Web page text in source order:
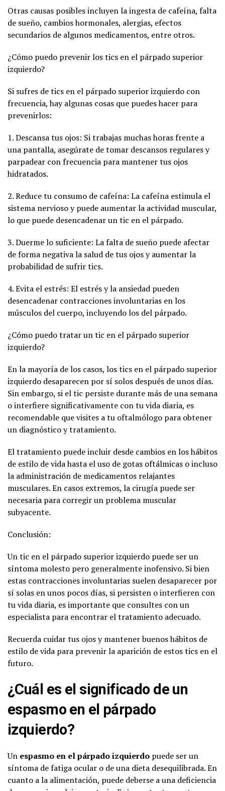
Otras causas posibles incluyen la ingesta de cafeína, falta
de sueño, cambios hormonales, alergias, efectos
secundarios de algunos medicamentos, entre otros.
¿Cómo puedo prevenir los tics en el párpado superior
izquierdo?
Si sufres de tics en el párpado superior izquierdo con
frecuencia, hay algunas cosas que puedes hacer para
prevenirlos:
1. Descansa tus ojos: Si trabajas muchas horas frente a
una pantalla, asegúrate de tomar descansos regulares y
parpadear con frecuencia para mantener tus ojos
hidratados.
2. Reduce tu consumo de cafeína: La cafeína estimula el
sistema nervioso y puede aumentar la actividad muscular,
lo que puede desencadenar un tic en el párpado.
3. Duerme lo suficiente: La falta de sueño puede afectar
de forma negativa la salud de tus ojos y aumentar la
probabilidad de sufrir tics.
4. Evita el estrés: El estrés y la ansiedad pueden
desencadenar contracciones involuntarias en los
músculos del cuerpo, incluyendo los del párpado.
¿Cómo puedo tratar un tic en el párpado superior
izquierdo?
En la mayoría de los casos, los tics en el párpado superior
izquierdo desaparecen por sí solos después de unos días.
Sin embargo, si el tic persiste durante más de una semana
o interfiere significativamente con tu vida diaria, es
recomendable que visites a tu oftalmólogo para obtener
un diagnóstico y tratamiento.
El tratamiento puede incluir desde cambios en los hábitos
de estilo de vida hasta el uso de gotas oftálmicas o incluso
la administración de medicamentos relajantes
musculares. En casos extremos, la cirugía puede ser
necesaria para corregir un problema muscular
subyacente.
Conclusión:
Un tic en el párpado superior izquierdo puede ser un
síntoma molesto pero generalmente inofensivo. Si bien
estas contracciones involuntarias suelen desaparecer por
sí solas en unos pocos días, si persisten o interfieren con
tu vida diaria, es importante que consultes con un
especialista para encontrar el tratamiento adecuado.
Recuerda cuidar tus ojos y mantener buenos hábitos de
estilo de vida para prevenir la aparición de estos tics en el
futuro.
¿Cuál es el significado de un
espasmo en el párpado
izquierdo?
Un espasmo en el párpado izquierdo puede ser un
síntoma de fatiga ocular o de una dieta desequilibrada. En
cuanto a la alimentación, puede deberse a una deficiencia